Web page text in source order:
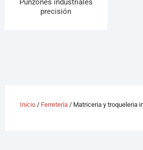
precisión
Inicio/ Ferretería/ Matriceria y troqueleria